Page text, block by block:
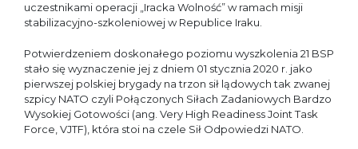
uczestnikami operacji „Iracka Wolność” w ramach misji
stabilizacyjno-szkoleniowej w Republice Iraku.
Potwierdzeniem doskonałego poziomu wyszkolenia 21 BSP
stało się wyznaczenie jej z dniem 01 stycznia 2020 r. jako
pierwszej polskiej brygady na trzon sił lądowych tak zwanej
szpicy NATO czyli Połączonych Siłach Zadaniowych Bardzo
Wysokiej Gotowości (ang. Very High Readiness Joint Task
Force, VJTF), która stoi na czele Sił Odpowiedzi NATO.